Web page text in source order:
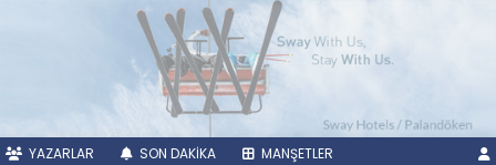
YAZARLAR SON DAKİKA MANŞETLER